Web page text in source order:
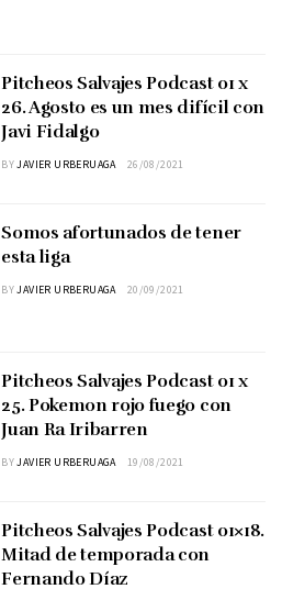
Pitcheos Salvajes Podcast 01 x
26. Agosto es un mes difícil con
Javi Fidalgo
BYJAVIER URBERUAGA 26/08/2021
Somos afortunados de tener
esta liga
BYJAVIER URBERUAGA 20/09/2021
Pitcheos Salvajes Podcast 01 x
25. Pokemon rojo fuego con
Juan Ra Iribarren
BYJAVIER URBERUAGA 19/08/2021
Pitcheos Salvajes Podcast 01×18.
Mitad de temporada con
Fernando Díaz